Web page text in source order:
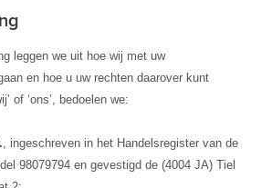
leggen we uit hoe wij met uw
en hoe u uw rechten daarover kunt
of ‘ons’, bedoelen we:
, ingeschreven in het Handelsregister van de
98079794 en gevestigd de (4004 JA) Tiel